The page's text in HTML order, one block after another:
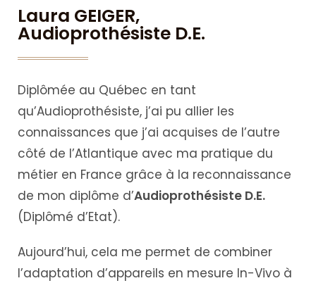
Laura GEIGER,
Audioprothésiste D.E.
Diplômée au Québec en tant
qu’Audioprothésiste, j’ai pu allier les
connaissances que j’ai acquises de l’autre
côté de l’Atlantique avec ma pratique du
métier en France grâce à la reconnaissance
de mon diplôme d’Audioprothésiste D.E.
(Diplômé d’Etat).
Aujourd’hui, cela me permet de combiner
l’adaptation d’appareils en mesure In-Vivo à